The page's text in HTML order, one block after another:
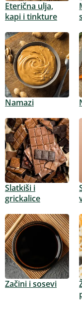
Eterična ulja,
kapi i tinkture
Namazi
Slatkiši i
grickalice
Začini i sosevi